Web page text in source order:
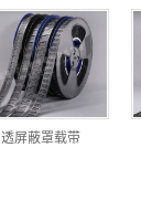
透屏蔽罩载带